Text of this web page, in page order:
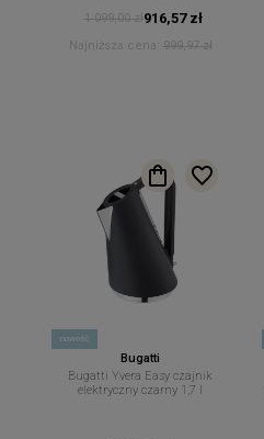
1 099,00 zł916,57 zł
Najniższa cena: 999,97 zł
nowość
Bugatti
Bugatti Yvera Easy czajnik
elektryczny czarny 1,7 l